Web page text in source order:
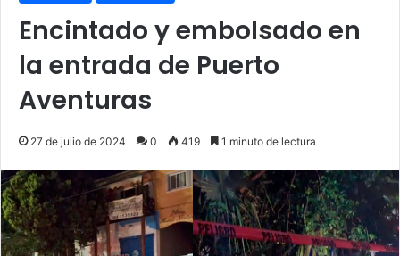
Encintado y embolsado en
la entrada de Puerto
Aventuras
27 de julio de 2024 0 419 1 minuto de lectura